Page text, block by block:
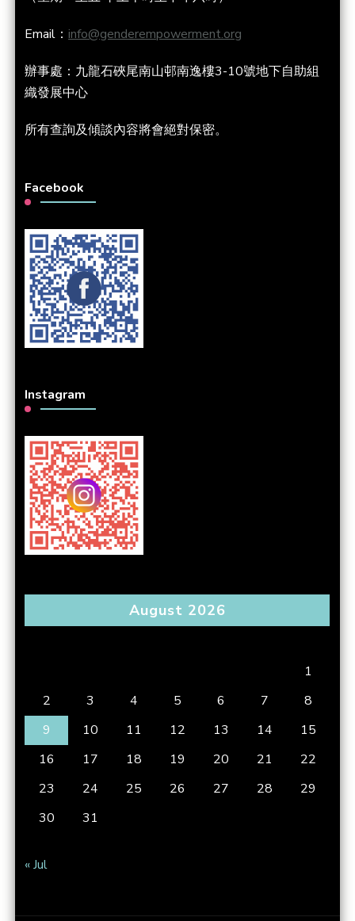
Email： info@genderempowerment.org
辦事處：九龍石硤尾南山邨南逸樓3-10號地下自助組
織發展中心
所有查詢及傾談內容將會絕對保密。
Facebook
Instagram
August 2026
1
2
3 4 5 6 7
8
9
10 11 12 13 14
15
16
17 18 19 20 21
22
23
24 25 26 27 28
29
30
31
« Jul